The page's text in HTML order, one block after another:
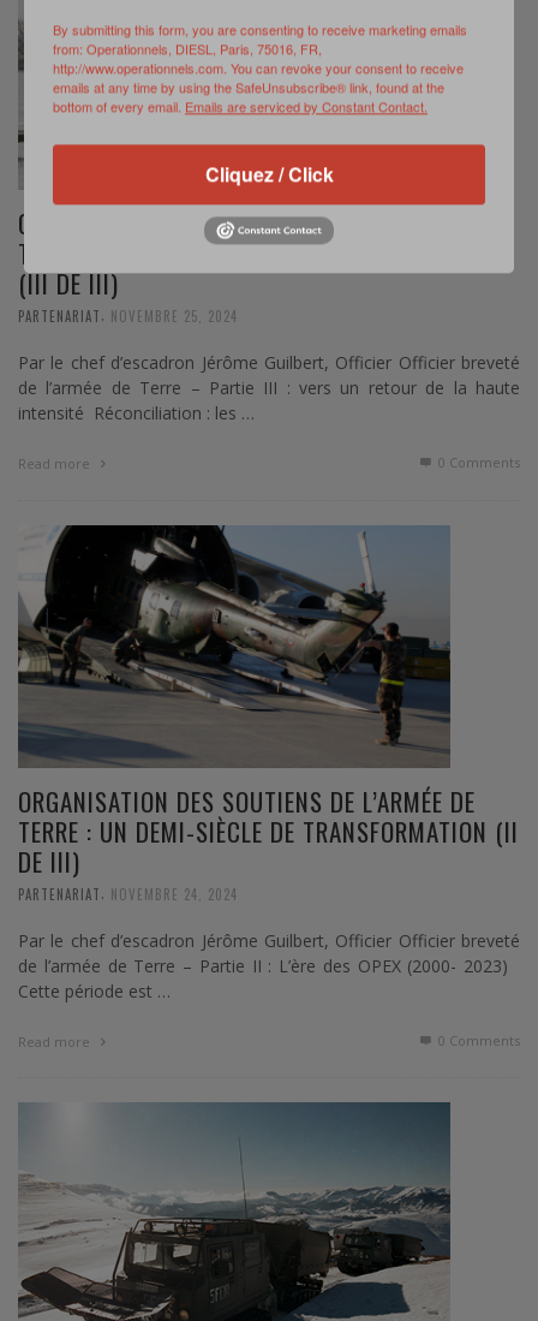
ORGANISATION DES SOUTIENS DE L’ARMÉE DE
TERRE : UN DEMI-SIÈCLE DE TRANSFORMATION
(III DE III)
PARTENARIAT NOVEMBRE 25, 2024
Par le chef d’escadron Jérôme Guilbert, Officier Officier breveté
de l’armée de Terre – Partie III : vers un retour de la haute
intensité Réconciliation : les …
Read more 0 Comments
ORGANISATION DES SOUTIENS DE L’ARMÉE DE
TERRE : UN DEMI-SIÈCLE DE TRANSFORMATION (II
DE III)
PARTENARIAT NOVEMBRE 24, 2024
Par le chef d’escadron Jérôme Guilbert, Officier Officier breveté
de l’armée de Terre – Partie II : L’ère des OPEX (2000- 2023)
Cette période est …
Read more 0 Comments
By submitting this form, you are consenting to receive marketing emails
from: Operationnels, DIESL, Paris, 75016, FR,
http://www.operationnels.com. You can revoke your consent to receive
emails at any time by using the SafeUnsubscribe® link, found at the
bottom of every email. Emails are serviced by Constant Contact.
Cliquez / Click